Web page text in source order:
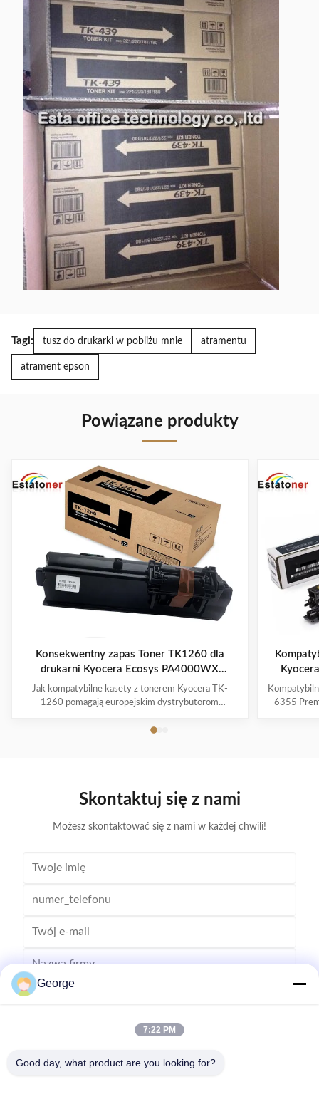
Tagi: tusz do drukarki w pobliżu mnie atramentu
atrament epson
Powiązane produkty
Konsekwentny zapas Toner TK1260 dla
drukarni Kyocera Ecosys PA4000WX
Enterprise
Jak kompatybilne kasety z tonerem Kyocera TK-
1260 pomagają europejskim dystrybutorom
jednoczesnym utrzymaniu stabilnych dostaw Rosnące
6355
Skontaktuj się z nami
Możesz skontaktować się z nami w każdej chwili!
George
7:22 PM
Good day, what product are you looking for?